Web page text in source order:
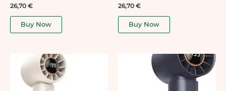
Rated
0
out
26,70 €
Buy Now
Rated
0
out
26,70 €
Buy Now